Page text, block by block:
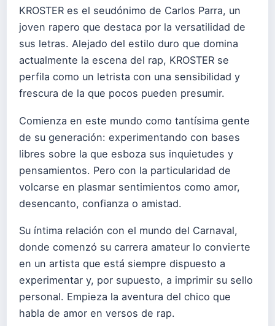
KROSTER es el seudónimo de Carlos Parra, un
joven rapero que destaca por la versatilidad de
sus letras. Alejado del estilo duro que domina
actualmente la escena del rap, KROSTER se
perfila como un letrista con una sensibilidad y
frescura de la que pocos pueden presumir.
Comienza en este mundo como tantísima gente
de su generación: experimentando con bases
libres sobre la que esboza sus inquietudes y
pensamientos. Pero con la particularidad de
volcarse en plasmar sentimientos como amor,
desencanto, confianza o amistad.
Su íntima relación con el mundo del Carnaval,
donde comenzó su carrera amateur lo convierte
en un artista que está siempre dispuesto a
experimentar y, por supuesto, a imprimir su sello
personal. Empieza la aventura del chico que
habla de amor en versos de rap.